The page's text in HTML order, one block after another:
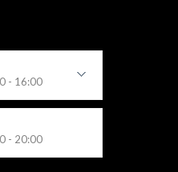
- 16:00
- 20:00